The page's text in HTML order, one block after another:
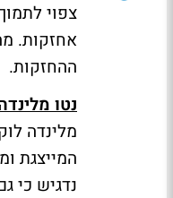
אחזקות.
ההחזקות.
נטו מלינדה: מחיר יעד